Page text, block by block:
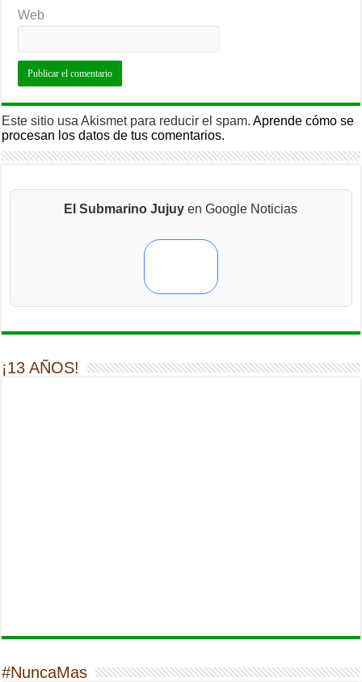
Web
Este sitio usa Akismet para reducir el spam.Aprende cómo se
procesan los datos de tus comentarios.
El Submarino Jujuy en Google Noticias
¡13 AÑOS!
#NuncaMas